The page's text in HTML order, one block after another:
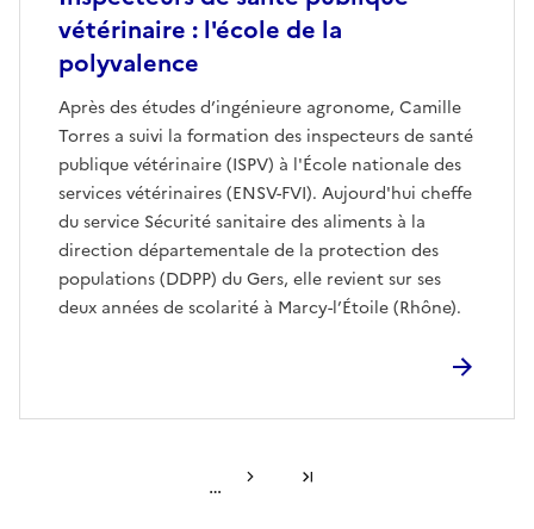
vétérinaire : l'école de la
polyvalence
Après des études d’ingénieure agronome, Camille
Torres a suivi la formation des inspecteurs de santé
publique vétérinaire (ISPV) à l'École nationale des
services vétérinaires (ENSV-FVI). Aujourd'hui cheffe
du service Sécurité sanitaire des aliments à la
direction départementale de la protection des
populations (DDPP) du Gers, elle revient sur ses
deux années de scolarité à Marcy-l’Étoile (Rhône).
… Page suivante